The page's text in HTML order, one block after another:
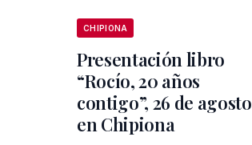
CHIPIONA
Presentación libro
“Rocío, 20 años
contigo”, 26 de agosto
en Chipiona